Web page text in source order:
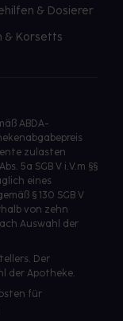
& Dosierer
& Korsetts
ABDA-
zulasten
5a SGB V i.V.m §§
eines
§ 130 SGB V
von zehn
Auswahl der
Der
der Apotheke.
für